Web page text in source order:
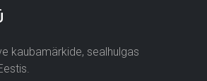
kaubamärkide, sealhulgas